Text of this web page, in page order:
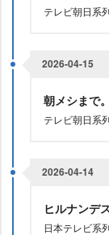
テレビ朝日系
2026-04-15
朝メシまで
テレビ朝日系
2026-04-14
ヒルナンデ
日本テレビ系